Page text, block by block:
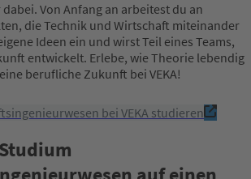
Von Anfang an arbeitest du an
die Technik und Wirtschaft miteinander
Ideen ein und wirst Teil eines Teams,
entwickelt. Erlebe, wie Theorie lebendig
berufliche Zukunft bei VEKA!
bei VEKA studieren